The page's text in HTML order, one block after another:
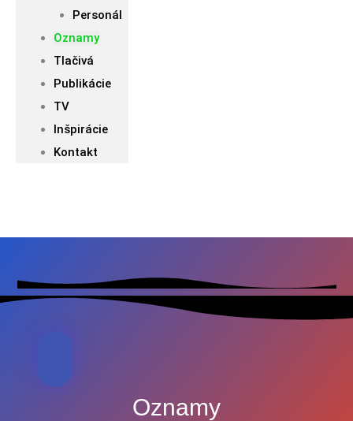
Personál
Oznamy
Tlačivá
Publikácie
TV
Inšpirácie
Kontakt
Oznamy